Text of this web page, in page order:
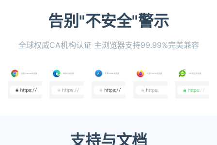
告别"不安全"警示
全球权威CA机构认证 主浏览器支持99.99%完美兼容
支持与文档